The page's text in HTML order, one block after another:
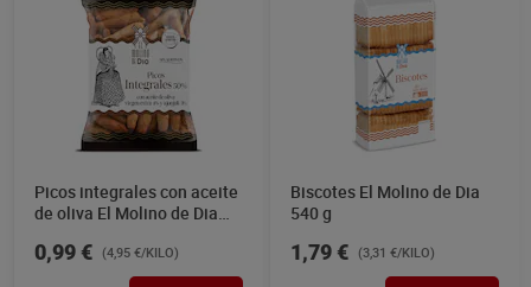
Picos integrales con aceite
de oliva El Molino de Dia
0,99 € (4,95 €/KILO)
Biscotes El Molino de Dia
540 g
1,79 € (3,31 €/KILO)